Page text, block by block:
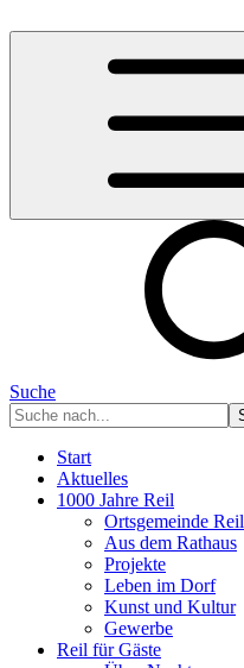
Suche
Start
Aktuelles
1000 Jahre Reil
Ortsgemeinde Reil
Aus dem Rathaus
Projekte
Leben im Dorf
Kunst und Kultur
Gewerbe
Reil für Gäste